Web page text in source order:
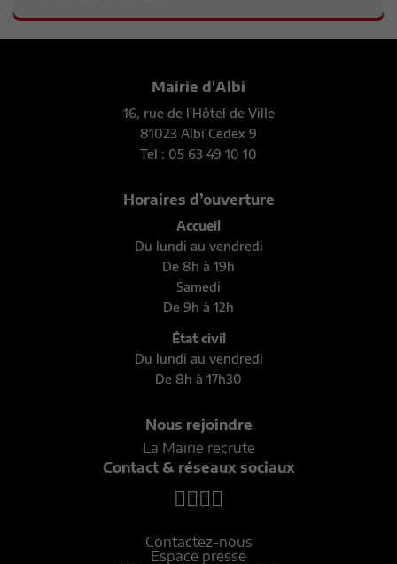
Mairie d'Albi
16, rue de l'Hôtel de Ville
81023 Albi Cedex 9
Tel : 05 63 49 10 10
Horaires d’ouverture
Accueil
Du lundi au vendredi
De 8h à 19h
Samedi
De 9h à 12h
État civil
Du lundi au vendredi
De 8h à 17h30
Nous rejoindre
La Mairie recrute
Contact & réseaux sociaux
Contactez-nous
Espace presse